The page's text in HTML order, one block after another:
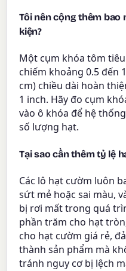
Tôi nên cộng thêm bao
kiện?
Một cụm khóa tôm
chiếm khoảng 0.5 đến
cm) chiều dài hoàn
1 inch. Hãy đo cụm
vào ô khóa để hệ
số lượng hạt.
Tại sao cần thêm tỷ lệ
Các lô hạt cườm luôn
sứt mẻ hoặc sai màu,
bị rơi mất trong quá
phần trăm cho hạt
cho hạt cườm giá rẻ,
thành sản phẩm mà
tránh nguy cơ bị lệch